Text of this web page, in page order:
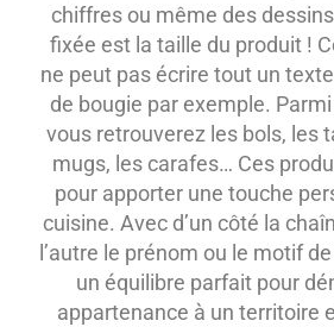
chiffres ou même des
fixée est la taille du produit !
ne peut pas écrire tout un
de bougie par exemple.
vous retrouverez les bols, les
mugs, les carafes… Ces
pour apporter une touche
cuisine. Avec d’un côté la
l’autre le prénom ou le motif
un équilibre parfait pour
appartenance à un territoire